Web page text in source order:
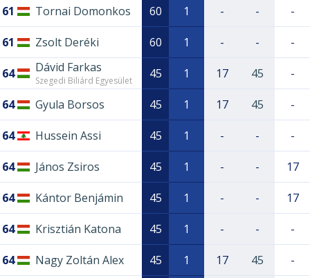
61 Tornai Domonkos 60 1 - - -
61 Zsolt Deréki 60 1 - - -
64 Dávid Farkas
Szegedi Biliárd Egyesület 45 1 17 45 -
64 Gyula Borsos 45 1 17 45 -
64 Hussein Assi 45 1 - - -
64 János Zsiros 45 1 - - 17
64 Kántor Benjámin 45 1 - - 17
64 Krisztián Katona 45 1 - - -
64 Nagy Zoltán Alex 45 1 17 45 -